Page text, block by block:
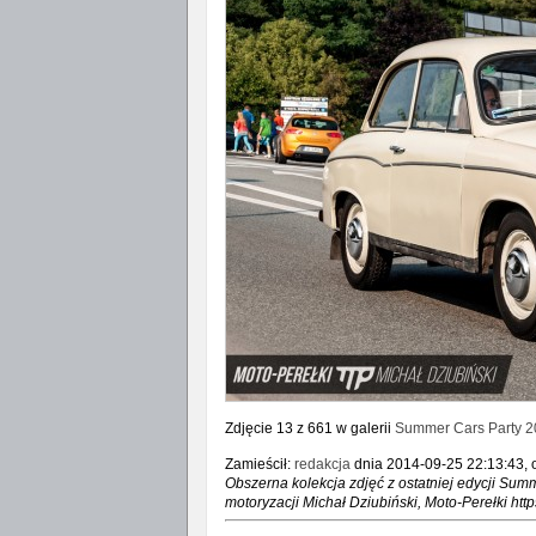
Zdjęcie 13 z 661 w galerii Summer Cars Party
Zamieścił: redakcjadnia 2014-09-25 22:13:43,
Obszerna kolekcja zdjęć z ostatniej edycji
motoryzacji Michał Dziubiński, Moto-Perełki